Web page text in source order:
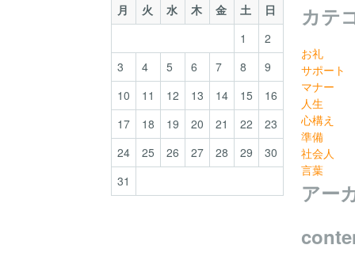
月
火 水 木 金 土
日
1
2
3
4 5 6 7 8
9
10
11 12 13 14 15
16
17
18 19 20 21 22
23
24
25 26 27 28 29
30
31
カテ
お礼
サポート
マナー
人生
心構え
準備
社会人
言葉
アー